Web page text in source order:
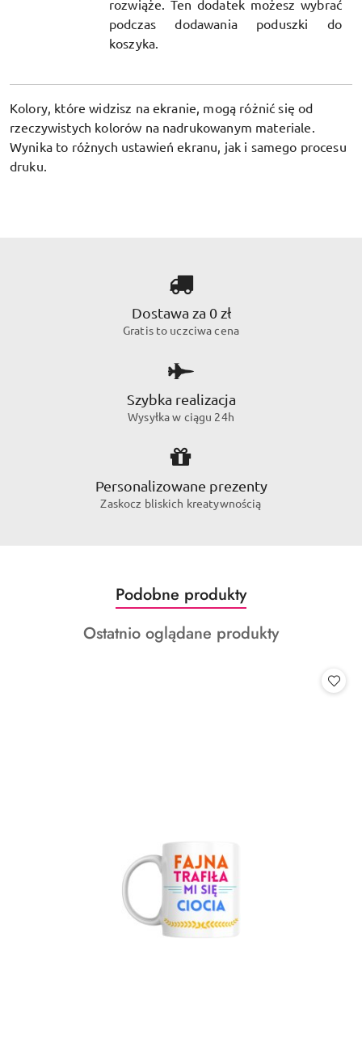
rozwiąże. Ten dodatek możesz wybrać
podczas dodawania poduszki do
koszyka.
Kolory, które widzisz na ekranie, mogą różnić się od
rzeczywistych kolorów na nadrukowanym materiale.
Wynika to różnych ustawień ekranu, jak i samego procesu
druku.
Dostawa za 0 zł
Gratis to uczciwa cena
Szybka realizacja
Wysyłka w ciągu 24h
Personalizowane prezenty
Zaskocz bliskich kreatywnością
Pomiń karuzelę produktów
Produkty
o
statusie:
Podobne produkty
Produkty
Ostatnio oglądane produkty